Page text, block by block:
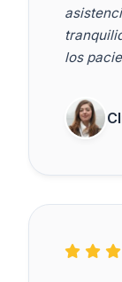
los